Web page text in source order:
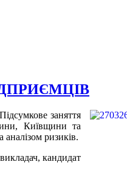
заняття
Київщини та
ризиків.
кандидат